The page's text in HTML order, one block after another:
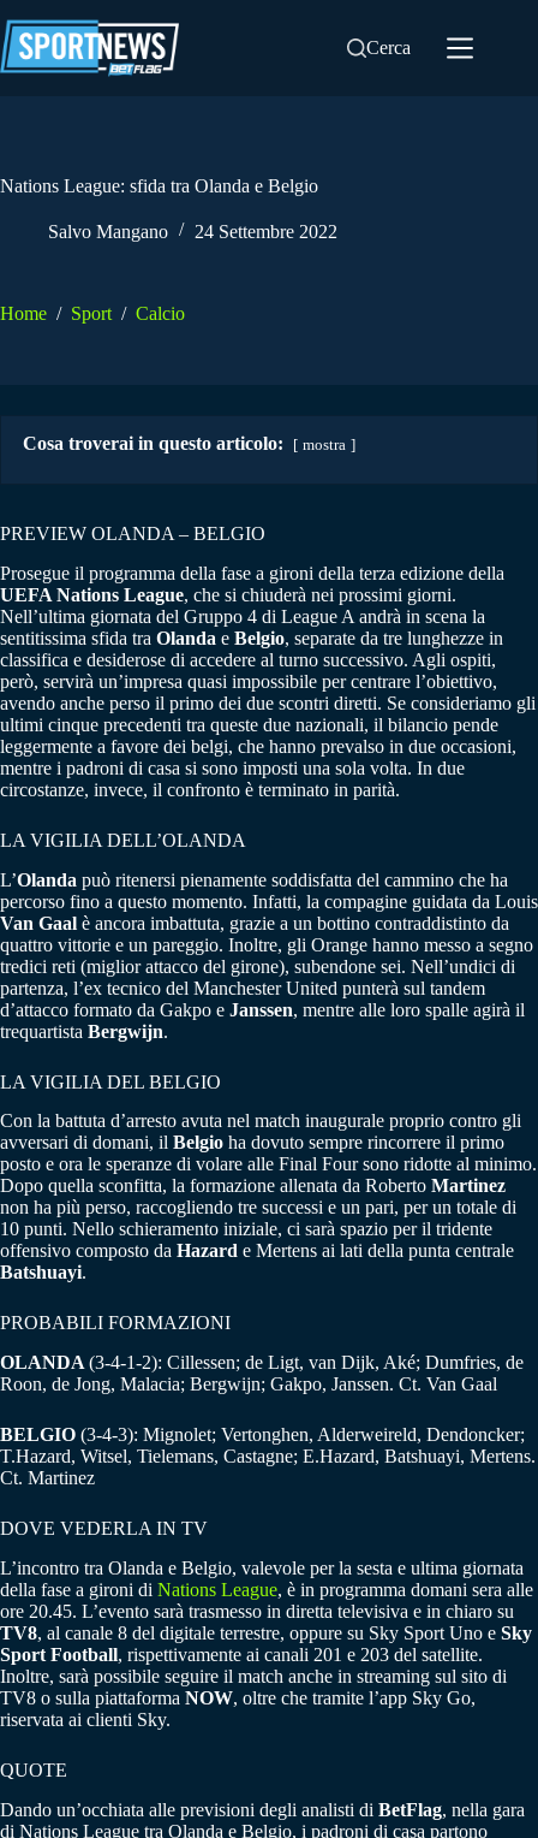
al
contenuto
Cerca
Nations League: sfida tra Olanda e Belgio
Salvo Mangano 24 Settembre 2022
Home / Sport / Calcio
Cosa troverai in questo articolo: mostra
PREVIEW OLANDA – BELGIO
Prosegue il programma della fase a gironi della terza edizione della
UEFA Nations League, che si chiuderà nei prossimi giorni.
Nell’ultima giornata del Gruppo 4 di League A andrà in scena la
sentitissima sfida tra Olanda e Belgio, separate da tre lunghezze in
classifica e desiderose di accedere al turno successivo. Agli ospiti,
però, servirà un’impresa quasi impossibile per centrare l’obiettivo,
avendo anche perso il primo dei due scontri diretti. Se consideriamo gli
ultimi cinque precedenti tra queste due nazionali, il bilancio pende
leggermente a favore dei belgi, che hanno prevalso in due occasioni,
mentre i padroni di casa si sono imposti una sola volta. In due
circostanze, invece, il confronto è terminato in parità.
LA VIGILIA DELL’OLANDA
L’Olanda può ritenersi pienamente soddisfatta del cammino che ha
percorso fino a questo momento. Infatti, la compagine guidata da Louis
Van Gaal è ancora imbattuta, grazie a un bottino contraddistinto da
quattro vittorie e un pareggio. Inoltre, gli Orange hanno messo a segno
tredici reti (miglior attacco del girone), subendone sei. Nell’undici di
partenza, l’ex tecnico del Manchester United punterà sul tandem
d’attacco formato da Gakpo e Janssen, mentre alle loro spalle agirà il
trequartista Bergwijn.
LA VIGILIA DEL BELGIO
Con la battuta d’arresto avuta nel match inaugurale proprio contro gli
avversari di domani, il Belgio ha dovuto sempre rincorrere il primo
posto e ora le speranze di volare alle Final Four sono ridotte al minimo.
Dopo quella sconfitta, la formazione allenata da Roberto Martinez
non ha più perso, raccogliendo tre successi e un pari, per un totale di
10 punti. Nello schieramento iniziale, ci sarà spazio per il tridente
offensivo composto da Hazard e Mertens ai lati della punta centrale
Batshuayi.
PROBABILI FORMAZIONI
OLANDA (3-4-1-2): Cillessen; de Ligt, van Dijk, Aké; Dumfries, de
Roon, de Jong, Malacia; Bergwijn; Gakpo, Janssen. Ct. Van Gaal
BELGIO (3-4-3): Mignolet; Vertonghen, Alderweireld, Dendoncker;
T.Hazard, Witsel, Tielemans, Castagne; E.Hazard, Batshuayi, Mertens.
Ct. Martinez
DOVE VEDERLA IN TV
L’incontro tra Olanda e Belgio, valevole per la sesta e ultima giornata
della fase a gironi di Nations League, è in programma domani sera alle
ore 20.45. L’evento sarà trasmesso in diretta televisiva e in chiaro su
TV8, al canale 8 del digitale terrestre, oppure su Sky Sport Uno e Sky
Sport Football, rispettivamente ai canali 201 e 203 del satellite.
Inoltre, sarà possibile seguire il match anche in streaming sul sito di
TV8 o sulla piattaforma NOW, oltre che tramite l’app Sky Go,
riservata ai clienti Sky.
QUOTE
Dando un’occhiata alle previsioni degli analisti di BetFlag, nella gara
di Nations League tra Olanda e Belgio, i padroni di casa partono